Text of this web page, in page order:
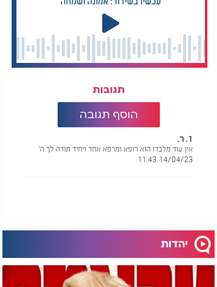
תגובות
הוסף תגובה
1. ר.
אין עוד מלבדו הוא רופא ומרפא אחד ויחיד תודה לך ה'
14/04/23 11:43
יהדות